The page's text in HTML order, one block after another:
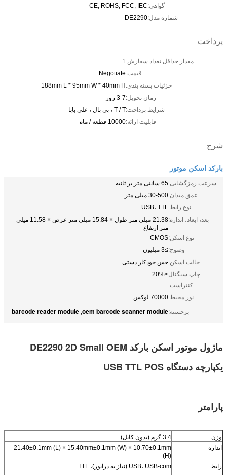
گواهی:CE, ROHS, FCC, IEC
شماره مدل:DE2290
پرداخت
مقدار حداقل تعداد سفارش:1
قیمت:Negotiate
جزئیات بسته بندی:188mm L * 95mm W * 40mm H
زمان تحویل:3-7 روز
شرایط پرداخت:T / T ، پی پال ، علی بابا
قابلیت ارائه:10000 قطعه / ماه
شرح
بارکد اسکن موتور
سرعت رمزگشایی:65 سانتی متر بر ثانیه
عمق میدان:30-500 میلی متر
نوع رابط:USB، TTL
بعد، ابعاد، اندازه:
21.38 میلی متر طول × 15.84 میلی متر عرض × 11.58 میلی
متر ارتفاع
نوع اسکن:CMOS
وضوح:≥3 میلیون
حالت اسکن:حس خودکار دستی
چاپ سیگنال
کنتراست:
≥20%
نور محیط:70000 لوکس
برجسته:oem barcode scanner module
,
barcode reader module
ماژول موتور اسکن بارکد DE2290 2D Small OEM
یکپارچه دستگاه USB TTL POS
پارامتر
وزن
3.4 گرم (بدون کابل)
اندازه
21.40±0.1mm (L) × 15.40mm±0.1mm (W) × 10.70±0.1mm
(H)
رابط
USB، USB-com (نیاز به درایور)، TTL